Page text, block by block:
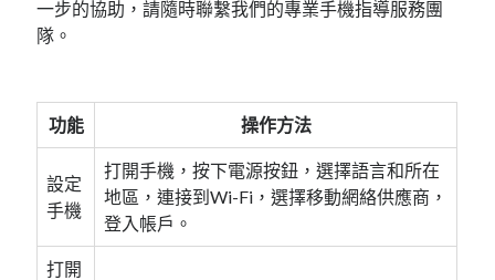
一步的協助，請隨時聯繫我們的專業手機指導服務團
隊。
功能 操作方法
設定
手機
打開手機，按下電源按鈕，選擇語言和所在
地區，連接到Wi-Fi，選擇移動網絡供應商，
登入帳戶。
打開